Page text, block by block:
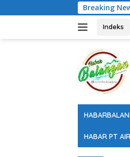
ke
Breaking
Indeks
HABAR PT